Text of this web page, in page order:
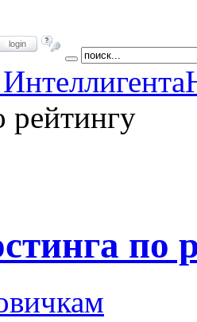
login
рейтингу
по